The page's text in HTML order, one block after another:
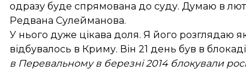
одразу буде спрямована до суду. Думаю в
Редвана Сулейманова.
У нього дуже цікава доля. Я його розглядаю
відбувалось в Криму. Він 21 день був в
в Перевальному в березні 2014 блокували